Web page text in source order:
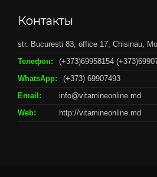
Контакты
str. Bucuresti 83, office 17, Chisinau,
Телефон:
(+373)69958154
WhatsApp:
(+373) 69907493
Email:
info@vitamineonline.md
Web:
http://vitamineonline.md